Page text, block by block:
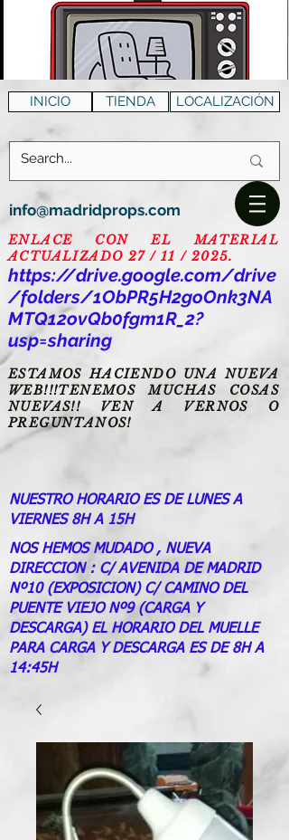
INICIO TIENDA LOCALIZACIÓN
info@madridprops.com
ENLACE CON EL MATERIAL
ACTUALIZADO 27 / 11 / 2025.
https://drive.google.com/drive
/folders/1ObPR5H2goOnk3NA
MTQ12ovQb0fgm1R_2?
usp=sharing
ESTAMOS HACIENDO UNA NUEVA
WEB!!!TENEMOS MUCHAS COSAS
NUEVAS!! VEN A VERNOS O
PREGUNTANOS!
NUESTRO HORARIO ES DE LUNES A
VIERNES 8H A 15H
NOS HEMOS MUDADO , NUEVA
DIRECCION : C/ AVENIDA DE MADRID
Nº10 (EXPOSICION) C/ CAMINO DEL
PUENTE VIEJO Nº9 (CARGA Y
DESCARGA) EL HORARIO DEL MUELLE
PARA CARGA Y DESCARGA ES DE 8H A
14:45H